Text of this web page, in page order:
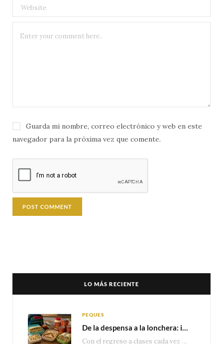
Guarda mi nombre, correo electrónico y web en este
navegador para la próxima vez que comente.
LO MÁS RECIENTE
PEQUES
De la despensa a la lonchera: ideas rápidas para el regreso a clases
Con el regreso a clases cada vez más cerca, las familias comienzan a reorganizar horarios,…